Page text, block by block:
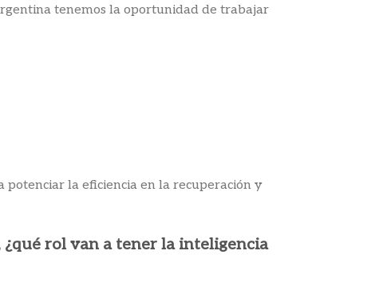
tenemos la oportunidad de trabajar
potenciar la eficiencia en la recuperación y
rol van a tener la inteligencia